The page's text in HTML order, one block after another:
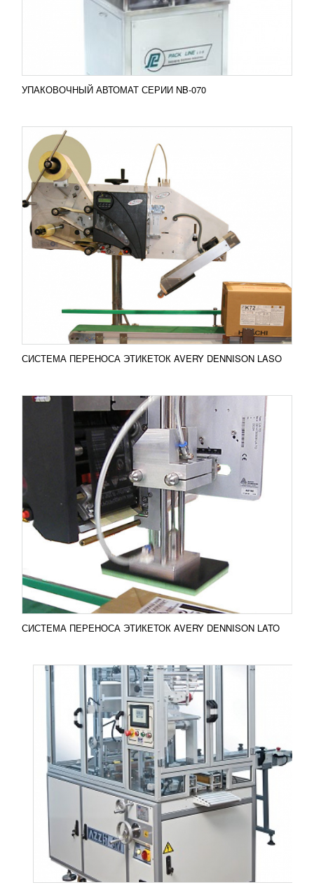
УПАКОВОЧНЫЙ АВТОМАТ СЕРИИ NB-070
разработано для использования совместно с
принтером-...
СИСТЕМА ПЕРЕНОСА ЭТИКЕТОК AVERY DENNISON LASO
СИСТЕМА ПЕРЕНОСА ЭТИКЕТОК AVERY
DENNISON LATO
УЗНАТЬ ЦЕНУ
Аппликатор этикеток Avery Dennison LATO
Устройство печати и переноса этикеток LA-TO
разработано для использования совместно с
ПОДРОБНЕЕ
Добавить в сравнение
СИСТЕМА ПЕРЕНОСА ЭТИКЕТОК AVERY DENNISON LATO
ОЦЕЛЛОФАНИВАЮЩЕЕ ОБОРУДОВАНИЕ
UNLU AZZ 57-SRV
УЗНАТЬ ЦЕНУ
Сервоприводное оцеллофанивающее
оборудование UNLU AZZ 57-SRV используется
для упаковки товаров в пленку. Доступны разные
принципы подачи материала...
ПОДРОБНЕЕ
Добавить в сравнение
АППЛИКАТОР ЭТИКЕТОК НА ЛИПКОЙ
ОСНОВЕ INTREX SET 2101
893 911RUB
Аппликатор этикеток на липкой основе INTREX
SET 2101 Система INTREX SET 2101
представляет собой аппликатор этикеток на
липкой основе и...
ПОДРОБНЕЕ
Добавить в сравнение